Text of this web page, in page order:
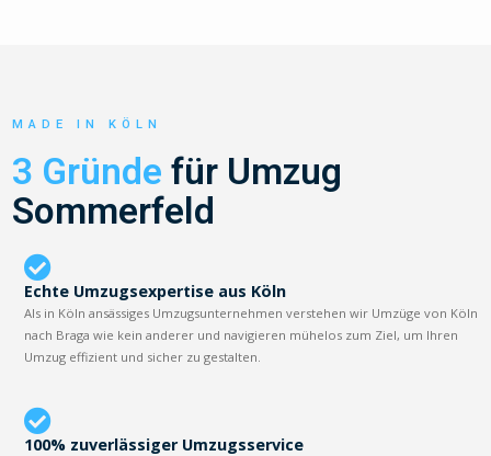
MADE IN KÖLN
3 Gründe für Umzug
Sommerfeld
Echte Umzugsexpertise aus Köln
Als in Köln ansässiges Umzugsunternehmen verstehen wir Umzüge von Köln
nach Braga wie kein anderer und navigieren mühelos zum Ziel, um Ihren
Umzug effizient und sicher zu gestalten.
100% zuverlässiger Umzugsservice